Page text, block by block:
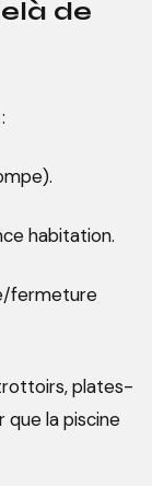
de
habitation.
fermeture
plates-
que la piscine